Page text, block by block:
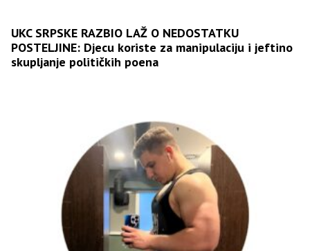
UKC SRPSKE RAZBIO LAŽ O NEDOSTATKU
POSTELJINE: Djecu koriste za manipulaciju i jeftino
skupljanje političkih poena